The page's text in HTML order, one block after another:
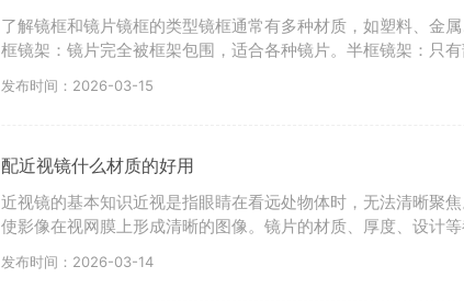
了解镜框和镜片镜框的类型镜框通常有多种材质，如塑料、金
框镜架：镜片完全被框架包围，适合各种镜片。半框镜架：只
发布时间：2026-03-15
配近视镜什么材质的好用
近视镜的基本知识近视是指眼睛在看远处物体时，无法清晰聚
使影像在视网膜上形成清晰的图像。镜片的材质、厚度、设计
发布时间：2026-03-14